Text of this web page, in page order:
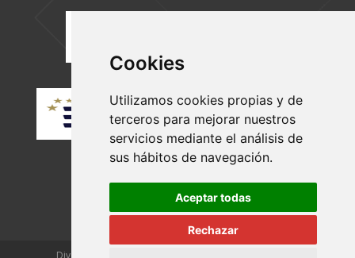
Cookies
Utilizamos cookies propias y de
terceros para mejorar nuestros
servicios mediante el análisis de
sus hábitos de navegación.
Aceptar todas
Rechazar